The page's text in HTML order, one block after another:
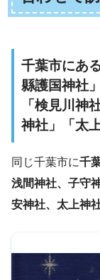
千葉市にあ
縣護国神社
「検見川神
神社」「太
同じ千葉市に千
浅間神社、子守
安神社、太上神